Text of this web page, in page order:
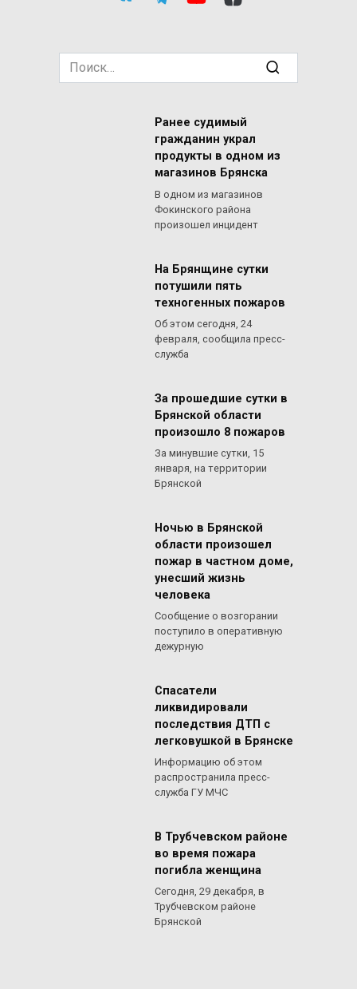
Search
for:
Ранее судимый
гражданин украл
продукты в одном из
магазинов Брянска
В одном из магазинов
Фокинского района
произошел инцидент
На Брянщине сутки
потушили пять
техногенных пожаров
Об этом сегодня, 24
февраля, сообщила пресс-
служба
За прошедшие сутки в
Брянской области
произошло 8 пожаров
За минувшие сутки, 15
января, на территории
Брянской
Ночью в Брянской
области произошел
пожар в частном доме,
унесший жизнь
человека
Сообщение о возгорании
поступило в оперативную
дежурную
Спасатели
ликвидировали
последствия ДТП с
легковушкой в Брянске
Информацию об этом
распространила пресс-
служба ГУ МЧС
В Трубчевском районе
во время пожара
погибла женщина
Сегодня, 29 декабря, в
Трубчевском районе
Брянской